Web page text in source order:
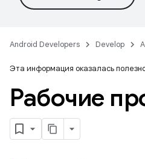
Android Developers Develop
Эта информация оказалась
Рабочие